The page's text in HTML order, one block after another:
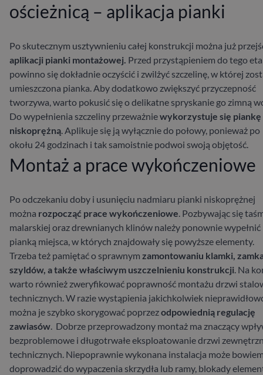
ościeżnicą – aplikacja pianki
Po skutecznym usztywnieniu całej konstrukcji można już
aplikacji pianki montażowej. Przed przystąpieniem do tego
powinno się dokładnie oczyścić i zwilżyć szczelinę, w której
umieszczona pianka. Aby dodatkowo zwiększyć przyczepność
tworzywa, warto pokusić się o delikatne spryskanie go zimną
Do wypełnienia szczeliny przeważniewykorzystuje się piankę
niskoprężną. Aplikuje się ją wyłącznie do połowy, ponieważ po
okołu 24 godzinach i tak samoistnie podwoi swoją objętość.
Montaż a prace wykończeniowe
Po odczekaniu doby i usunięciu nadmiaru pianki niskoprężnej
można rozpocząć prace wykończeniowe. Pozbywając się
malarskiej oraz drewnianych klinów należy ponownie wypełnić
pianką miejsca, w których znajdowały się powyższe elementy.
Trzeba też pamiętać o sprawnym zamontowaniu klamki,
szyldów, a także właściwym uszczelnieniu konstrukcji. Na
warto również zweryfikować poprawność montażu drzwi
technicznych. W razie wystąpienia jakichkolwiek
można je szybko skorygować poprzezodpowiednią regulację
zawiasów. Dobrze przeprowadzony montaż ma znaczący
bezproblemowe i długotrwałe eksploatowanie drzwi
technicznych. Niepoprawnie wykonana instalacja może
doprowadzić do wypaczenia skrzydła lub ramy, blokady